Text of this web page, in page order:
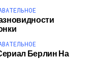
Берлин На